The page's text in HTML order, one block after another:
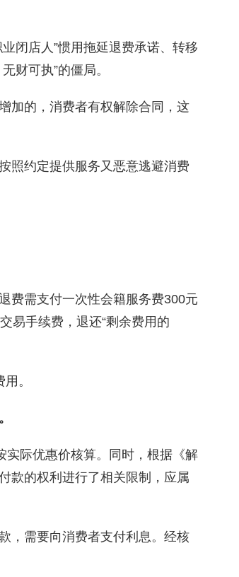
闭店人”惯用拖延退费承诺、转移
财可执”的僵局。
的，消费者有权解除合同，这
约定提供服务又恶意逃避消费
需支付一次性会籍服务费300元
易手续费，退还“剩余费用的
。
际优惠价核算。同时，根据《解
款的权利进行了相关限制，应属
需要向消费者支付利息。经核